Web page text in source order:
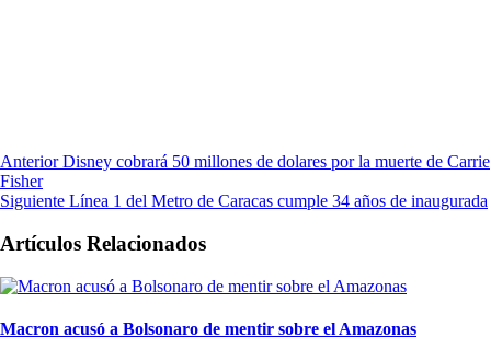
Anterior Disney cobrará 50 millones de dolares por la muerte de Carrie
Fisher
Siguiente Línea 1 del Metro de Caracas cumple 34 años de inaugurada
Artículos Relacionados
Macron acusó a Bolsonaro de mentir sobre el Amazonas